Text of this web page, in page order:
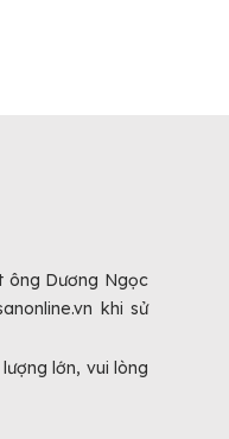
ông Dương Ngọc
khi sử
lớn, vui lòng